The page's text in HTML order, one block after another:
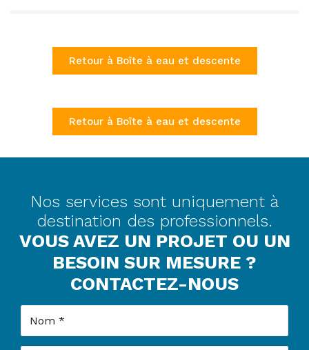
Retour à Boîte à eau et descente
Retour à Boîte à eau et descente
Nos services sont uniquement à
destination des professionnels.
VOUS AVEZ UN PROJET OU UN
BESOIN SUR MESURE ?
CONTACTEZ-NOUS